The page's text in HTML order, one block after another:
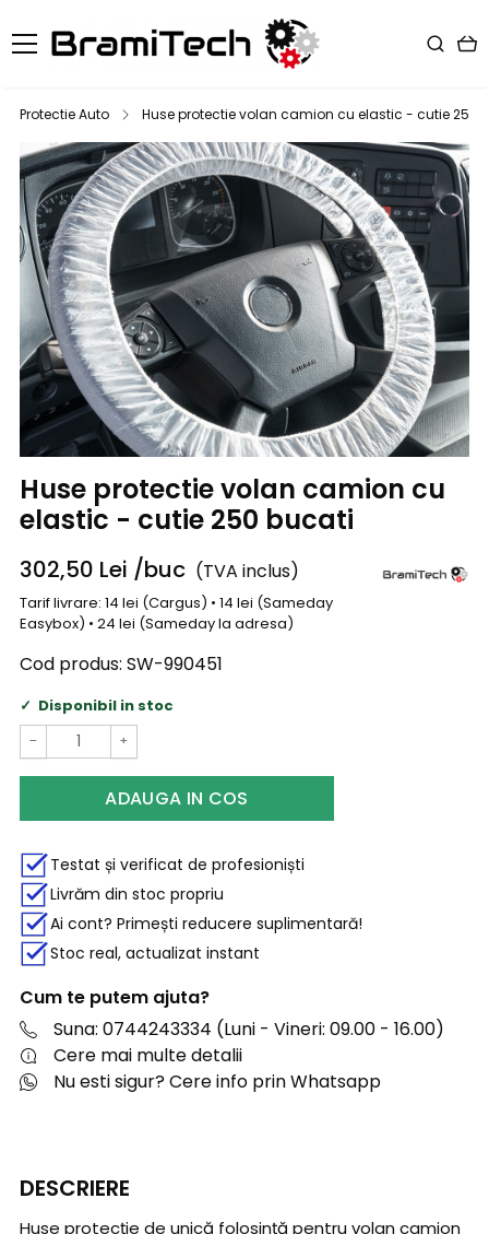
Protectie Auto Huse protectie volan camion cu elastic - cutie 250
Huse protectie volan camion cu
elastic - cutie 250 bucati
302,50 Lei /buc (TVA inclus)
Tarif livrare: 14 lei (Cargus) • 14 lei (Sameday
Easybox) • 24 lei (Sameday la adresa)
Cod produs: SW-990451
Disponibil in stoc
− +
ADAUGA IN COS
Testat și verificat de profesioniști
Livrăm din stoc propriu
Ai cont? Primești reducere suplimentară!
Stoc real, actualizat instant
Cum te putem ajuta?
Suna: 0744243334 (Luni - Vineri: 09.00 - 16.00)
Cere mai multe detalii
Nu esti sigur? Cere info prin Whatsapp
DESCRIERE
Huse protecție de unică folosință pentru volan camion